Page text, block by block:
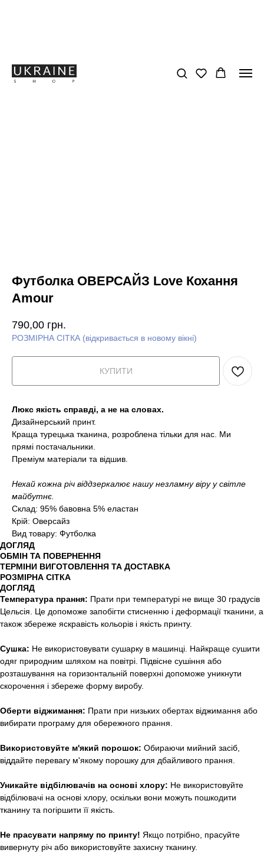
Футболка ОВЕРСАЙЗ Love Кохання
Amour
790,00 грн.
РОЗМІРНА СІТКА (відкривається в новому вікні)
КУПИТИ
Люкс якість справді, а не на словах.
Дизайнерський принт.
Краща турецька тканина, розроблена тільки для нас. Ми
прямі постачальники.
Преміум матеріали та відшив.
Нехай кожна річ віддзеркалює нашу незламну віру у світле
майбутнє.
Склад: 95% бавовна 5% еластан
Крій: Оверсайз
Вид товару: Футболка
ДОГЛЯД
ОБМІН ТА ПОВЕРНЕННЯ
ТЕРМІНИ ВИГОТОВЛЕННЯ ТА ДОСТАВКА
РОЗМІРНА СІТКА
ДОГЛЯД
Температура прання: Прати при температурі не вище 30 градусів
Цельсія. Це допоможе запобігти стисненню і деформації тканини, а
також збереже яскравість кольорів і якість принту.
Сушка: Не використовувати сушарку в машинці. Найкраще сушити
одяг природним шляхом на повітрі. Підвісне сушіння або
розташування на горизонтальній поверхні допоможе уникнути
скорочення і збереже форму виробу.
Оберти віджимання: Прати при низьких обертах віджимання або
вибирати програму для обережного прання.
Використовуйте м'який порошок: Обираючи мийний засіб,
віддайте перевагу м'якому порошку для дбайливого прання.
Уникайте відбілювачів на основі хлору: Не використовуйте
відбілювачі на основі хлору, оскільки вони можуть пошкодити
тканину та погіршити її якість.
Не прасувати напряму по принту! Якщо потрібно, прасуйте
вивернуту річ або використовуйте захисну тканину.